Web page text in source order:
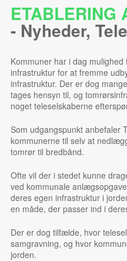
ETABLERING
- Nyheder,
Kommuner har i dag
infrastruktur for at fremme
infrastruktur. Der er dog
tages hensyn til, og
noget teleselskaberne
Som udgangspunkt anbefaler
kommunerne til selv at
tomrør til bredbånd.
Ofte vil der i stedet kunne
ved kommunale
deres egen infrastruktur i
en måde, der passer ind i
Der er dog tilfælde, hvor
samgravning, og hvor
jorden.